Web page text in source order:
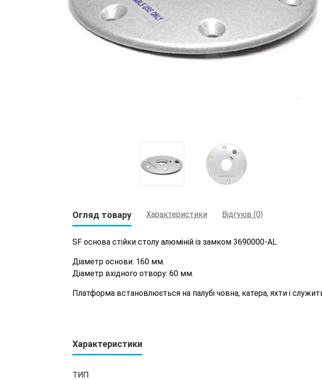
Огляд товару Характеристики Відгуків (0)
SF основа стійки столу алюміній із замком 3690000-AL
Діаметр основи: 160 мм.
Діаметр вхідного отвору: 60 мм.
Платформа встановлюється на палубі човна, катера, яхти і
Характеристики
ТИП